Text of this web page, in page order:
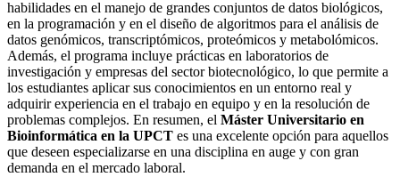
habilidades en el manejo de grandes conjuntos de datos biológicos,
en la programación y en el diseño de algoritmos para el análisis de
datos genómicos, transcriptómicos, proteómicos y metabolómicos.
Además, el programa incluye prácticas en laboratorios de
investigación y empresas del sector biotecnológico, lo que permite a
los estudiantes aplicar sus conocimientos en un entorno real y
adquirir experiencia en el trabajo en equipo y en la resolución de
problemas complejos. En resumen, el Máster Universitario en
Bioinformática en la UPCT es una excelente opción para aquellos
que deseen especializarse en una disciplina en auge y con gran
demanda en el mercado laboral.